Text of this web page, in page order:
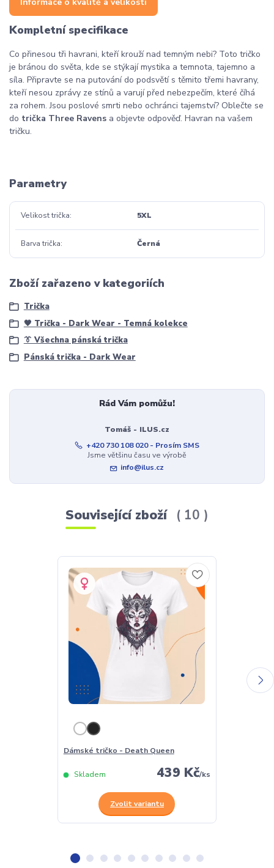
Kompletní specifikace
Co přinesou tři havrani, kteří krouží nad temným nebi? Toto tričko
je bránou do světa, kde se stýkají mystika a temnota, tajemno a
síla. Připravte se na putování do podsvětí s těmito třemi havrany,
kteří nesou zprávy ze stínů a varují před nebezpečím, které číhá
za rohem. Jsou poslové smrti nebo ochránci tajemství? Oblečte se
do trička Three Ravens a objevte odpověď. Havran na vašem
tričku.
Parametry
Velikost trička 5XL
Barva trička Černá
Zboží zařazeno v kategoriích
Trička
🖤 Trička - Dark Wear - Temná kolekce
👔 Všechna pánská trička
Pánská trička - Dark Wear
Rád Vám pomůžu!
Tomáš - ILUS.cz
+420 730 108 020 - Prosím SMS
Jsme většinu času ve výrobě
info@ilus.cz
Související zboží 10
Dámské tričko - Death Queen
439 Kč/ks
Skladem
Zvolit variantu